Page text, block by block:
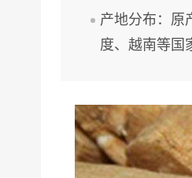
产地分布：原
度、越南等国